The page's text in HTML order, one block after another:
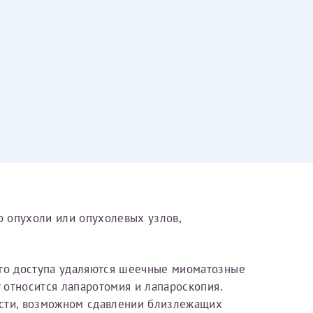
опухоли или опухолевых узлов,
доступа удаляются шеечные миоматозные
лапаротомия и лапароскопия.
возможном сдавлении близлежащих